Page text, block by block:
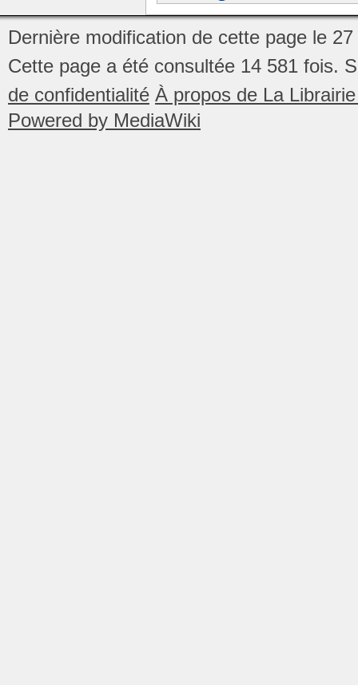
Dernière modification de cette page le
Cette page a été consultée 14 581 fois.
de confidentialité À propos de La
Powered by MediaWiki